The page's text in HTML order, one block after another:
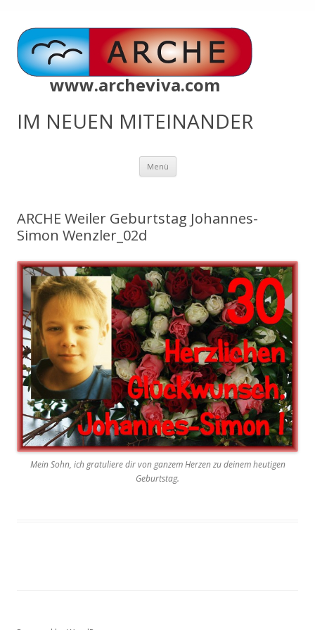
www.archeviva.com
IM NEUEN MITEINANDER
Menü Zum
springen
ARCHE Weiler Geburtstag Johannes-
Simon Wenzler_02d
Mein Sohn, ich gratuliere dir von ganzem Herzen zu deinem heutigen
Geburtstag.